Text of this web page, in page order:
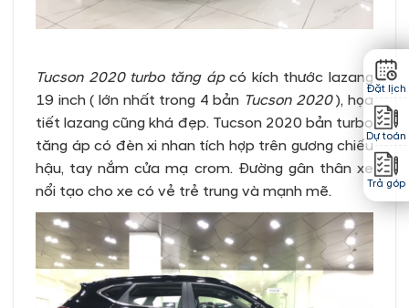
Tucson 2020 turbo tăng ápcó kích thước lazang
19 inch ( lớn nhất trong 4 bản Tucson 2020), họa
tiết lazang cũng khá đẹp. Tucson 2020 bản turbo
tăng áp có đèn xi nhan tích hợp trên gương chiếu
hậu, tay nắm cửa mạ crom. Đường gân thân xe
nổi tạo cho xe có vẻ trẻ trung và mạnh mẽ.
Đặt lịch
Dự toán
Trả góp